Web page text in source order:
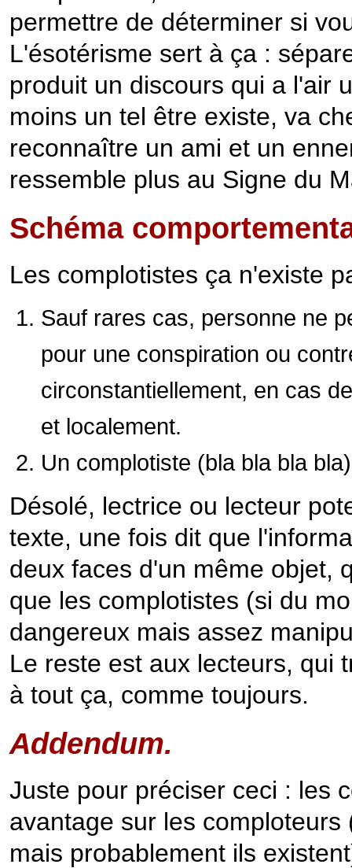
permettre de déterminer si
L'ésotérisme sert à ça :
produit un discours qui a l'air
moins un tel être existe, va
reconnaître un ami et un
ressemble plus au Signe du
Schéma
Les complotistes ça n'existe
Sauf rares cas, personne ne
pour une conspiration ou
circonstantiellement, en cas
et localement.
Un complotiste (bla bla bla bla)
Désolé, lectrice ou lecteur
texte, une fois dit que
deux faces d'un même objet,
que les complotistes (si du
dangereux mais assez
Le reste est aux lecteurs, qui
à tout ça, comme toujours.
Addendum.
Juste pour préciser ceci : les
avantage sur les
mais probablement ils